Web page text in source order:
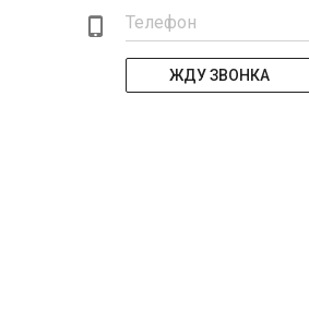
Телефон
ЖДУ ЗВОНКА